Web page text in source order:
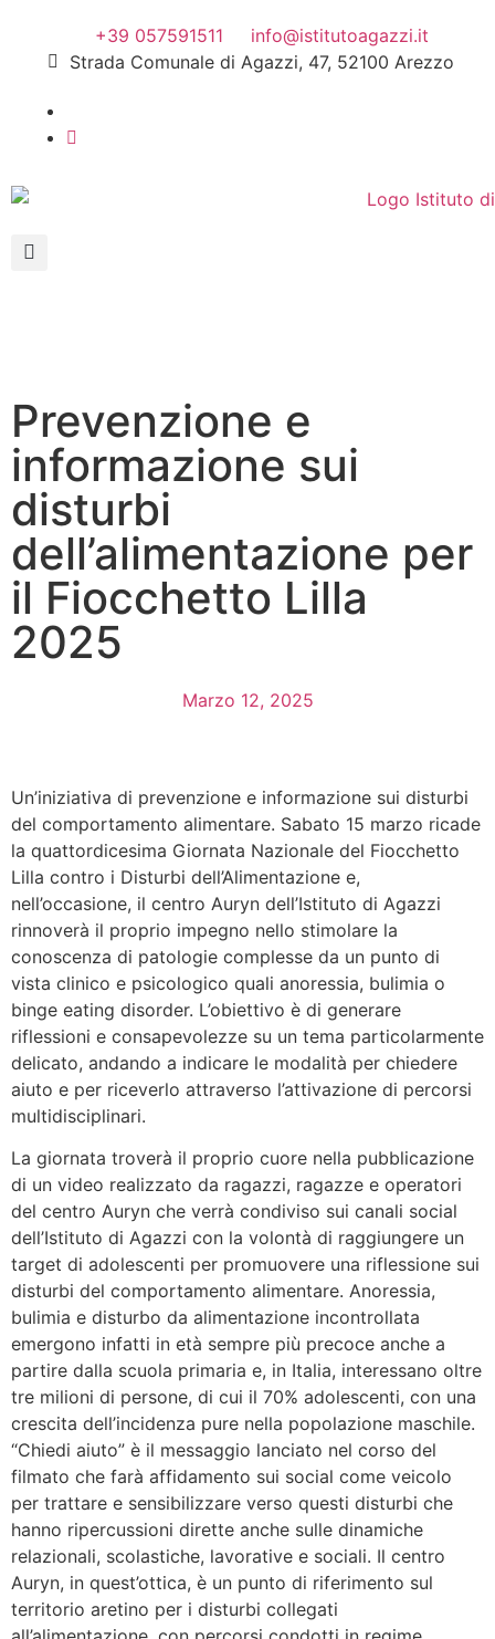
+39 057591511
info@istitutoagazzi.it
Strada Comunale di Agazzi, 47, 52100 Arezzo
Prevenzione e
informazione sui
disturbi
dell’alimentazione per
il Fiocchetto Lilla
2025
Marzo 12, 2025
Un’iniziativa di prevenzione e informazione sui disturbi
del comportamento alimentare. Sabato 15 marzo ricade
la quattordicesima Giornata Nazionale del Fiocchetto
Lilla contro i Disturbi dell’Alimentazione e,
nell’occasione, il centro Auryn dell’Istituto di Agazzi
rinnoverà il proprio impegno nello stimolare la
conoscenza di patologie complesse da un punto di
vista clinico e psicologico quali anoressia, bulimia o
binge eating disorder. L’obiettivo è di generare
riflessioni e consapevolezze su un tema particolarmente
delicato, andando a indicare le modalità per chiedere
aiuto e per riceverlo attraverso l’attivazione di percorsi
multidisciplinari.
La giornata troverà il proprio cuore nella pubblicazione
di un video realizzato da ragazzi, ragazze e operatori
del centro Auryn che verrà condiviso sui canali social
dell’Istituto di Agazzi con la volontà di raggiungere un
target di adolescenti per promuovere una riflessione sui
disturbi del comportamento alimentare. Anoressia,
bulimia e disturbo da alimentazione incontrollata
emergono infatti in età sempre più precoce anche a
partire dalla scuola primaria e, in Italia, interessano oltre
tre milioni di persone, di cui il 70% adolescenti, con una
crescita dell’incidenza pure nella popolazione maschile.
“Chiedi aiuto” è il messaggio lanciato nel corso del
filmato che farà affidamento sui social come veicolo
per trattare e sensibilizzare verso questi disturbi che
hanno ripercussioni dirette anche sulle dinamiche
relazionali, scolastiche, lavorative e sociali. Il centro
Auryn, in quest’ottica, è un punto di riferimento sul
territorio aretino per i disturbi collegati